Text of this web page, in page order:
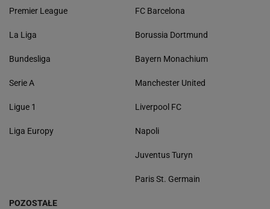
Premier League
La Liga
Bundesliga
Serie A
Ligue 1
Liga Europy
FC Barcelona
Borussia Dortmund
Bayern Monachium
Manchester United
Liverpool FC
Napoli
Juventus Turyn
Paris St. Germain
POZOSTAŁE